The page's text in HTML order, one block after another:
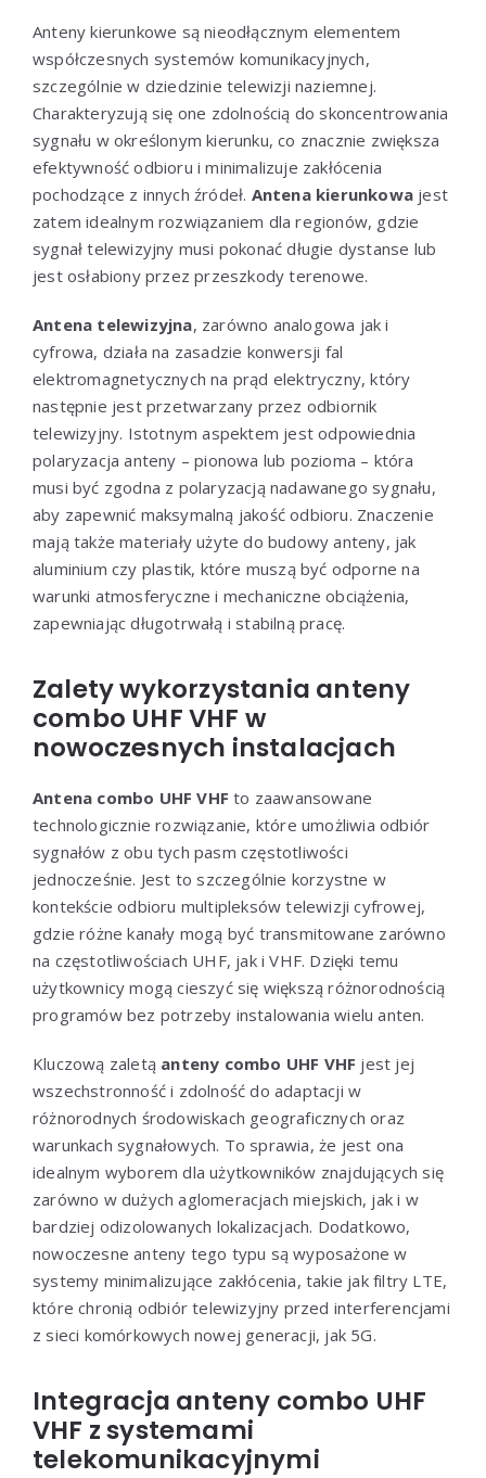
Anteny kierunkowe są nieodłącznym elementem
współczesnych systemów komunikacyjnych,
szczególnie w dziedzinie telewizji naziemnej.
Charakteryzują się one zdolnością do skoncentrowania
sygnału w określonym kierunku, co znacznie zwiększa
efektywność odbioru i minimalizuje zakłócenia
pochodzące z innych źródeł. Antena kierunkowa jest
zatem idealnym rozwiązaniem dla regionów, gdzie
sygnał telewizyjny musi pokonać długie dystanse lub
jest osłabiony przez przeszkody terenowe.
Antena telewizyjna, zarówno analogowa jak i
cyfrowa, działa na zasadzie konwersji fal
elektromagnetycznych na prąd elektryczny, który
następnie jest przetwarzany przez odbiornik
telewizyjny. Istotnym aspektem jest odpowiednia
polaryzacja anteny – pionowa lub pozioma – która
musi być zgodna z polaryzacją nadawanego sygnału,
aby zapewnić maksymalną jakość odbioru. Znaczenie
mają także materiały użyte do budowy anteny, jak
aluminium czy plastik, które muszą być odporne na
warunki atmosferyczne i mechaniczne obciążenia,
zapewniając długotrwałą i stabilną pracę.
Zalety wykorzystania anteny
combo UHF VHF w
nowoczesnych instalacjach
Antena combo UHF VHF to zaawansowane
technologicznie rozwiązanie, które umożliwia odbiór
sygnałów z obu tych pasm częstotliwości
jednocześnie. Jest to szczególnie korzystne w
kontekście odbioru multipleksów telewizji cyfrowej,
gdzie różne kanały mogą być transmitowane zarówno
na częstotliwościach UHF, jak i VHF. Dzięki temu
użytkownicy mogą cieszyć się większą różnorodnością
programów bez potrzeby instalowania wielu anten.
Kluczową zaletą anteny combo UHF VHF jest jej
wszechstronność i zdolność do adaptacji w
różnorodnych środowiskach geograficznych oraz
warunkach sygnałowych. To sprawia, że jest ona
idealnym wyborem dla użytkowników znajdujących się
zarówno w dużych aglomeracjach miejskich, jak i w
bardziej odizolowanych lokalizacjach. Dodatkowo,
nowoczesne anteny tego typu są wyposażone w
systemy minimalizujące zakłócenia, takie jak filtry LTE,
które chronią odbiór telewizyjny przed interferencjami
z sieci komórkowych nowej generacji, jak 5G.
Integracja anteny combo UHF
VHF z systemami
telekomunikacyjnymi